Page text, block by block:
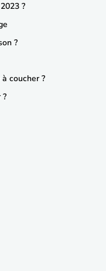
?
?
coucher ?
?